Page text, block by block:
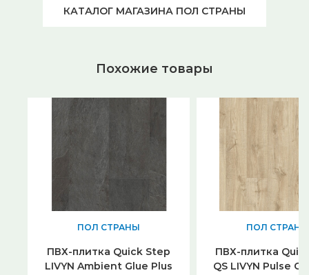
КАТАЛОГ МАГАЗИНА ПОЛ СТРАНЫ
Похожие товары
ПОЛ СТРАНЫ
ПВХ-плитка Quick Step
LIVYN Ambient Glue Plus
ПОЛ СТРАНЫ
ПВХ-плитка
QS LIVYN Pulse